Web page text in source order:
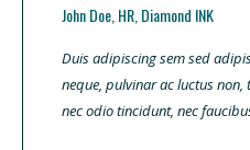
John Doe, HR, Diamond INK
Duis adipiscing sem sed
neque, pulvinar ac luctus
nec odio tincidunt, nec